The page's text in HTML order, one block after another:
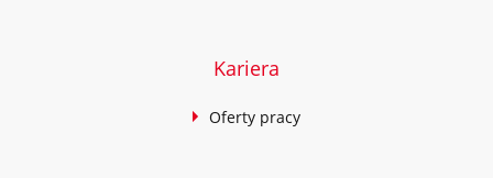
Kariera
Oferty pracy